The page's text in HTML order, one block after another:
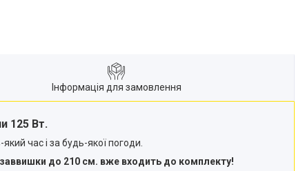
Інформація для замовлення
125 Вт.
час і за будь-якої погоди.
заввишки до 210 см. вже входить до комплекту!